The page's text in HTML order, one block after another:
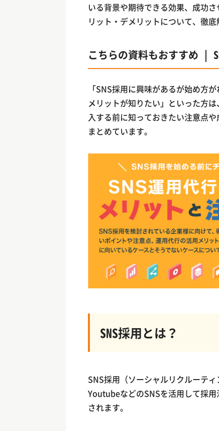
いる背景や期待できる効果、成功
リット・デメリットについて、徹底
こちらの資料もおすすめ |
「SNS採用に興味があるが始め方
メリットが知りたい」といった方
入する前に知っておきたい注意点
まとめています。
SNS採用とは？
SNS採用（ソーシャルリクルーテ
YoutubeなどのSNSを活用して採
されます。